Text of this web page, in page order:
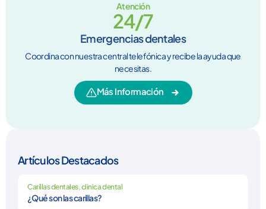
Atención
24/7
Emergencias dentales
Coordina con nuestra central telefónica y recibe la ayuda que
necesitas.
Más Información
Artículos Destacados
Carillas dentales,clinica dental
¿Qué son las carillas?